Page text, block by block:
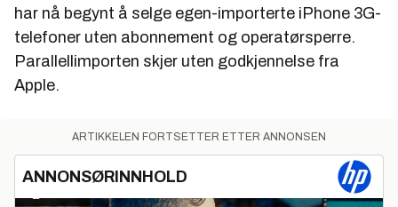
har nå begynt å selge egen-importerte iPhone 3G-
telefoner uten abonnement og operatørsperre.
Parallellimporten skjer uten godkjennelse fra
Apple.
ARTIKKELEN FORTSETTER ETTER ANNONSEN
ANNONSØRINNHOLD